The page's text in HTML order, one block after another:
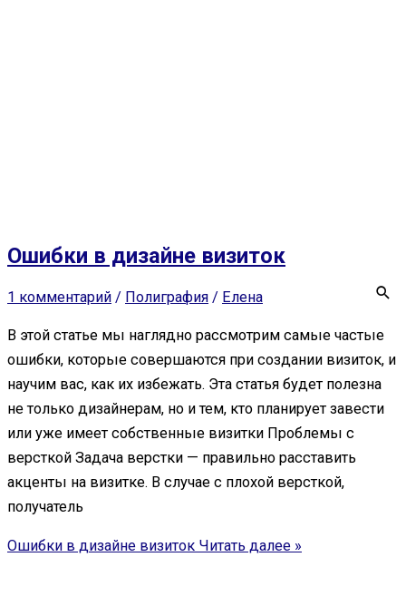
Ошибки в дизайне визиток
1 комментарий / Полиграфия / Елена
В этой статье мы наглядно рассмотрим самые частые
ошибки, которые совершаются при создании визиток, и
научим вас, как их избежать. Эта статья будет полезна
не только дизайнерам, но и тем, кто планирует завести
или уже имеет собственные визитки Проблемы с
версткой Задача верстки — правильно расставить
акценты на визитке. В случае с плохой версткой,
получатель
Ошибки в дизайне визиток Читать далее »